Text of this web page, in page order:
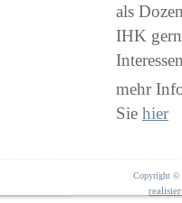
als
IHK
mehr
Sie hier
Copyright ©